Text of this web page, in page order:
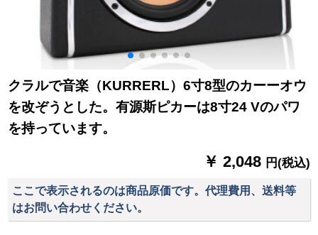
クラルで音楽（KURRERL）6寸8型のカーーオウ
を改ぞうとした。有源斯ピカーは8寸24 Vのパワ
を持っています。
￥ 2,048 円(税込)
ここで表示されるのは商品原価です。代理費用、送料等
はお問い合わせください。